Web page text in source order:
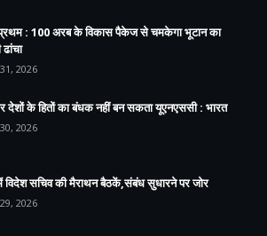
: 100 अरब के विकास पैकेज से चमकेगा भूटान का
ढांचा
2026
देशों के हितों का बंधक नहीं बन सकता यूएनएससी : भारत
2026
विदेश सचिव की मैराथन बैठकें,संबंध सुधारने पर जोर
2026